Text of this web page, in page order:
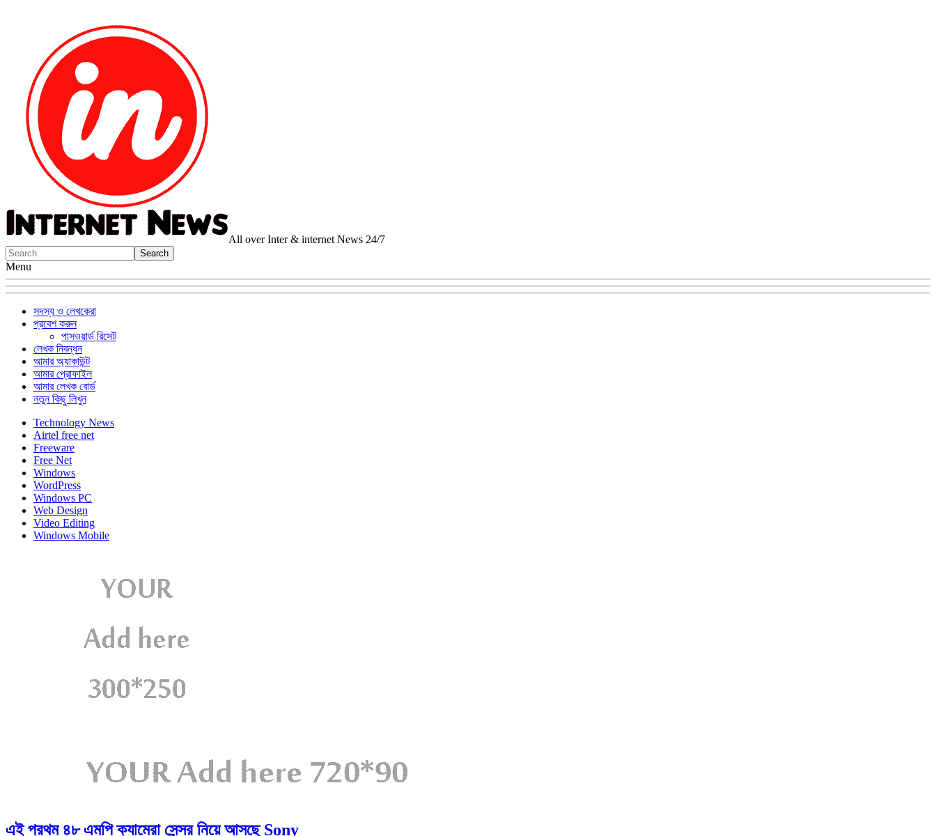
All over Inter & internet News 24/7
Menu
সদস্য ও লেখকেরা
প্রবেশ করুন
পাসওয়ার্ড রিসেট
লেখক নিবন্ধন
আমার অ্যাকাউন্ট
আমার প্রোফাইল
আমার লেখক বোর্ড
নতুন কিছু লিখুন
Technology News
Airtel free net
Freeware
Free Net
Windows
WordPress
Windows PC
Web Design
Video Editing
Windows Mobile
এই প্রথম ৪৮ এমপি ক্যামেরা সেন্সর নিয়ে আসছে Sony